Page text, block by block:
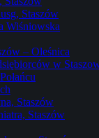
Staszów
Wiśniowska
– Oleśnica
w
Staszów
Staszów